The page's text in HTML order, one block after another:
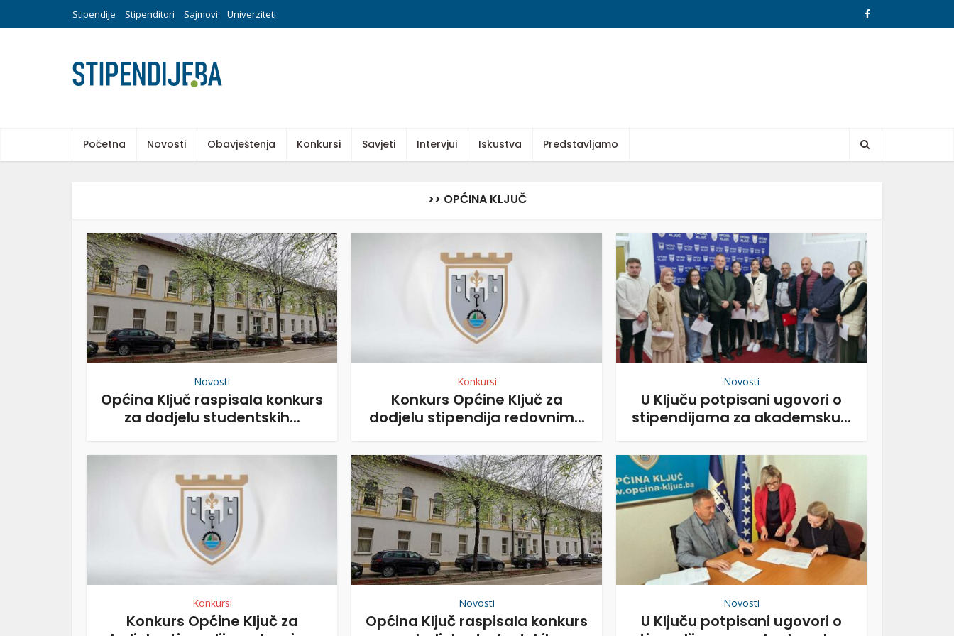
Stipendije Stipenditori Sajmovi Univerziteti
Početna Novosti Obavještenja Konkursi Savjeti Intervjui Iskustva Predstavljamo
>> OPĆINA KLJUČ
Novosti
Općina Ključ raspisala konkurs
za dodjelu studentskih...
Konkursi
Konkurs Općine Ključ za
dodjelu stipendija redovnim...
Novosti
U Ključu potpisani ugovori o
stipendijama za akademsku...
Konkursi
Konkurs Općine Ključ za
Novosti
Općina Ključ raspisala konkurs
Novosti
U Ključu potpisani ugovori o